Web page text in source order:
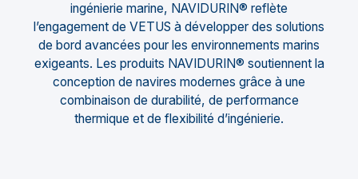
ingénierie marine, NAVIDURIN® reflète
l’engagement de VETUS à développer des solutions
de bord avancées pour les environnements marins
exigeants. Les produits NAVIDURIN® soutiennent la
conception de navires modernes grâce à une
combinaison de durabilité, de performance
thermique et de flexibilité d’ingénierie.